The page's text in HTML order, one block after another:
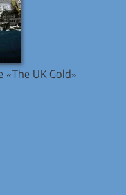
«The UK Gold»